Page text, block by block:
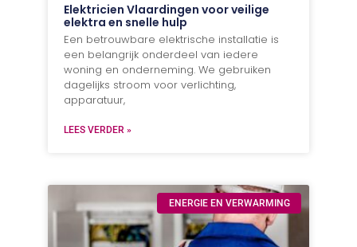
Elektricien Vlaardingen voor veilige
elektra en snelle hulp
Een betrouwbare elektrische installatie is
een belangrijk onderdeel van iedere
woning en onderneming. We gebruiken
dagelijks stroom voor verlichting,
apparatuur,
LEES VERDER »
ENERGIE EN VERWARMING